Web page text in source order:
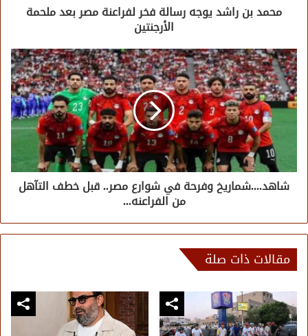
محمد بن راشد يوجه رسالة فخر لفراعنة مصر بعد ملحمة
الأرجنتين
شاهد....شماريخ وفرحة في شوارع مصر.. قبل خطف التآهل
من الفراعنه...
مقالات ذات صلة